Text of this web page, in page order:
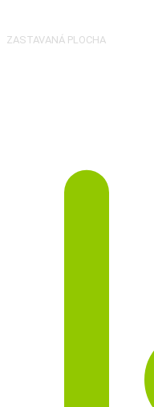
ZASTAVANÁ PLOCHA